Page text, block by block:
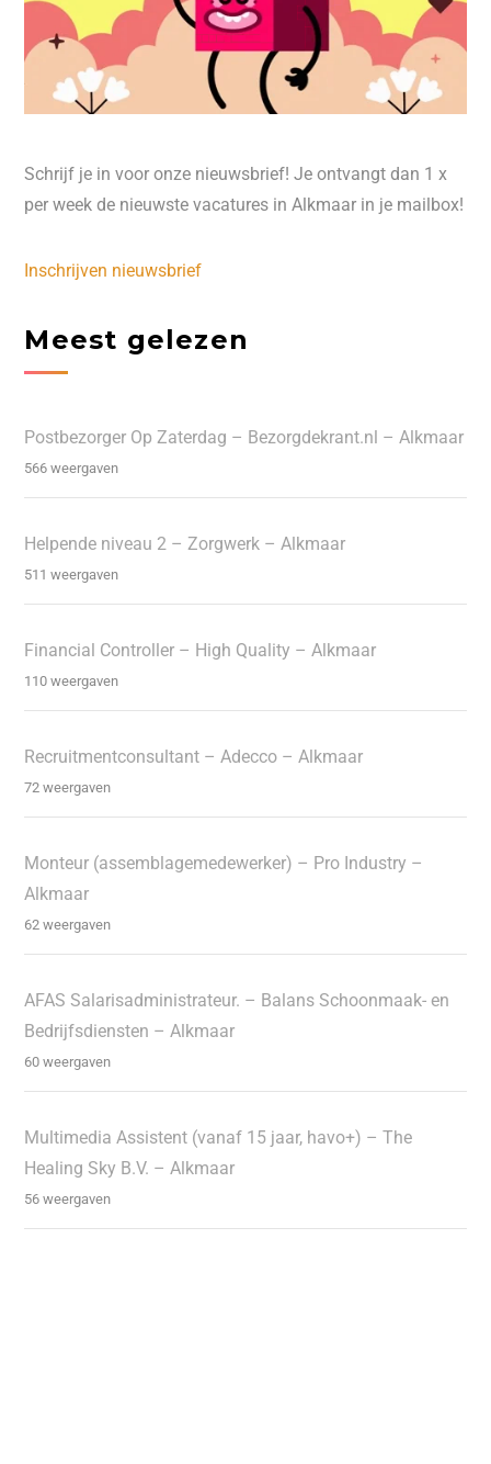
Schrijf je in voor onze nieuwsbrief! Je ontvangt dan 1 x
per week de nieuwste vacatures in Alkmaar in je mailbox!
Inschrijven nieuwsbrief
Meest gelezen
Postbezorger Op Zaterdag – Bezorgdekrant.nl – Alkmaar
566 weergaven
Helpende niveau 2 – Zorgwerk – Alkmaar
511 weergaven
Financial Controller – High Quality – Alkmaar
110 weergaven
Recruitmentconsultant – Adecco – Alkmaar
72 weergaven
Monteur (assemblagemedewerker) – Pro Industry –
Alkmaar
62 weergaven
AFAS Salarisadministrateur. – Balans Schoonmaak- en
Bedrijfsdiensten – Alkmaar
60 weergaven
Multimedia Assistent (vanaf 15 jaar, havo+) – The
Healing Sky B.V. – Alkmaar
56 weergaven